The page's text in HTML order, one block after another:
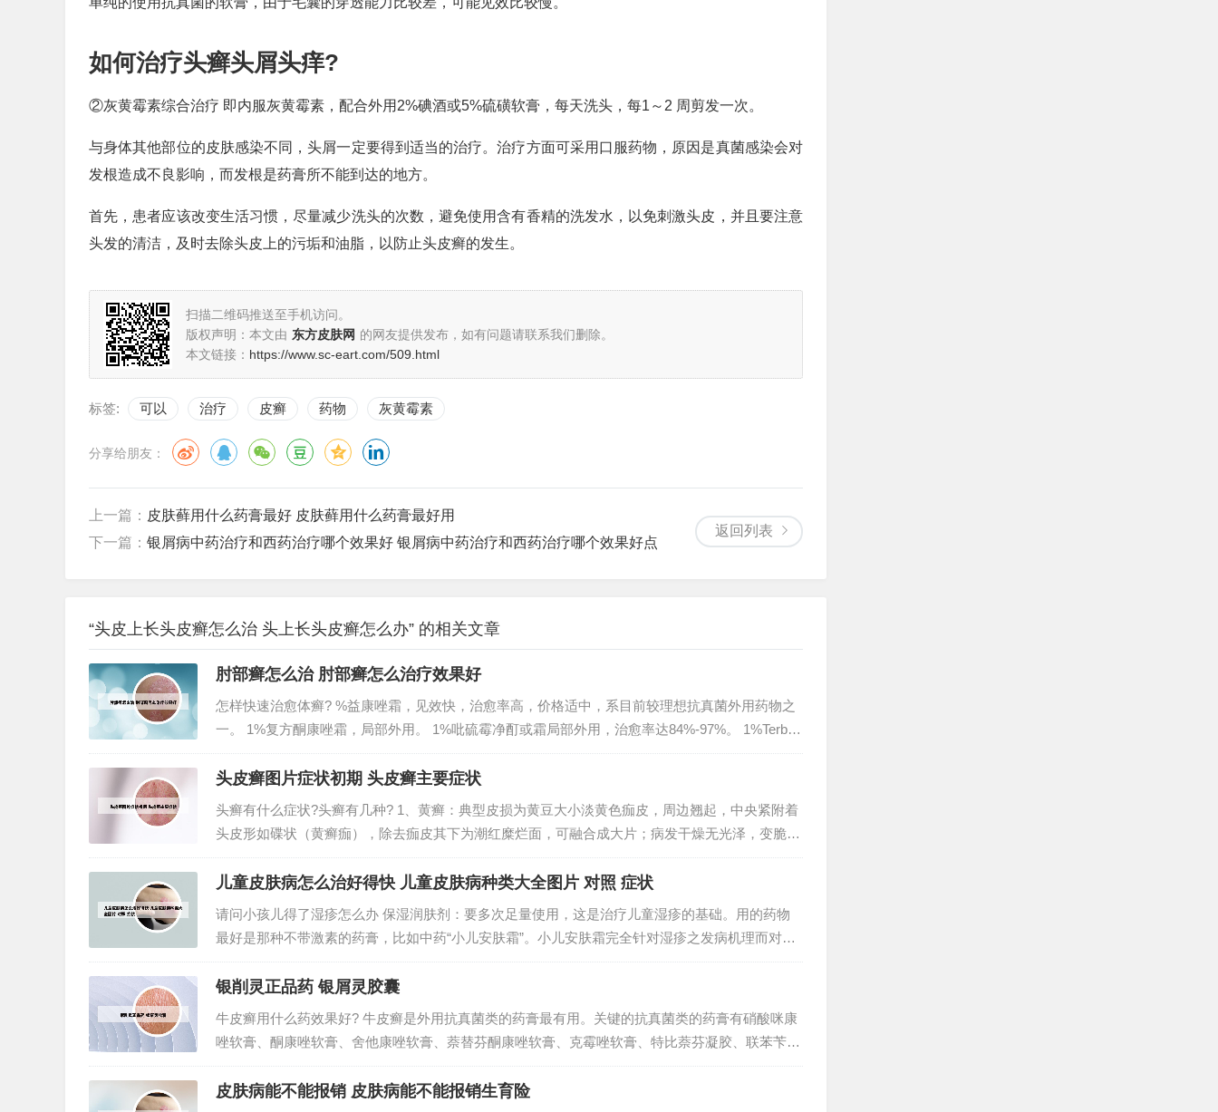
如何治疗头癣头屑头痒?
②灰黄霉素综合治疗 即内服灰黄霉素，配合外用2%碘酒或5%硫磺软膏，每天洗头，每1～2 周剪发一次。
与身体其他部位的皮肤感染不同，头屑一定要得到适当的治疗。治疗方面可采用口服药物，原因是真菌感染会对
发根造成不良影响，而发根是药膏所不能到达的地方。
首先，患者应该改变生活习惯，尽量减少洗头的次数，避免使用含有香精的洗发水，以免刺激头皮，并且要注意
头发的清洁，及时去除头皮上的污垢和油脂，以防止头皮癣的发生。
扫描二维码推送至手机访问。
版权声明：本文由 东方皮肤网 的网友提供发布，如有问题请联系我们删除。
本文链接： https://www.sc-eart.com/509.html
标签: 可以 治疗 皮癣 药物 灰黄霉素
分享给朋友：
返回列表
上一篇： 皮肤藓用什么药膏最好 皮肤藓用什么药膏最好用
下一篇： 银屑病中药治疗和西药治疗哪个效果好 银屑病中药治疗和西药治疗哪个效果好点
“头皮上长头皮癣怎么治 头上长头皮癣怎么办” 的相关文章
肘部癣怎么治 肘部癣怎么治疗效果好
怎样快速治愈体癣? %益康唑霜，见效快，治愈率高，价格适中，系目前较理想抗真菌外用药物之
一。 1%复方酮康唑霜，局部外用。 1%吡硫霉净酊或霜局部外用，治愈率达84%-97%。 1%Terbin
afine霜外用。外用涂抹药膏。外用药膏是治疗体癣较好比较直观的治疗方式，可以做到直接给药，
其方法取适量的...
头皮癣图片症状初期 头皮癣主要症状
头癣有什么症状?头癣有几种? 1、黄癣：典型皮损为黄豆大小淡黄色痂皮，周边翘起，中央紧附着
头皮形如碟状（黄癣痂），除去痂皮其下为潮红糜烂面，可融合成大片；病发干燥无光泽，变脆易
折断，毛囊破坏，形成永久性秃发和遗留萎缩性瘢痕。2、一）黄癣：致病菌为黄癣菌。典型损害
为碟形硫磺色黄癣痂，中心有毛发贯穿，发...
儿童皮肤病怎么治好得快 儿童皮肤病种类大全图片 对照 症状
请问小孩儿得了湿疹怎么办 保湿润肤剂：要多次足量使用，这是治疗儿童湿疹的基础。用的药物
最好是那种不带激素的药膏，比如中药“小儿安肤霜”。小儿安肤霜完全针对湿疹之发病机理而对症
用药，对于各种湿疹之症均可直接涂抹于患处而强效修复皮损肌肤，用药方法简单，安全便捷，快
速显效。麻油和鸡蛋白可以缓解小孩湿疹，但...
银削灵正品药 银屑灵胶囊
牛皮癣用什么药效果好? 牛皮癣是外用抗真菌类的药膏最有用。关键的抗真菌类的药膏有硝酸咪康
唑软膏、酮康唑软膏、舍他康唑软膏、萘替芬酮康唑软膏、克霉唑软膏、特比萘芬凝胶、联苯苄唑
凝胶等，通常须要持续用药两周，每日两次外涂于患处。一般治疗中可以使用外抹蒽林软膏，可用
普鲁卡因静脉封或肌注维生素B12，内服维...
皮肤病能不能报销 皮肤病能不能报销生育险